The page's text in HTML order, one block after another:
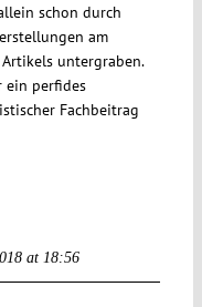
schon durch
am
untergraben.
ein perfides
Fachbeitrag
at 18:56